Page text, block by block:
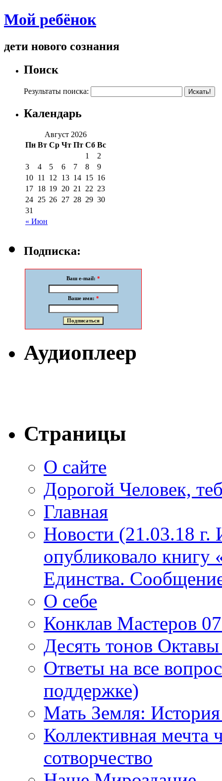
Мой ребёнок
дети нового сознания
Поиск
Результаты поиска:
Календарь
Август 2026
Пн Вт Ср Чт Пт Сб Вс
« Июн
1
2
3
4 5 6 7 8
9
10 11 12 13 14 15 16
17 18 19 20 21 22 23
24 25 26 27 28 29 30
31
Подписка:
Ваш e-mail: *
Ваше имя: *
Аудиоплеер
Страницы
О сайте
Дорогой Человек,
Главная
Новости (21.03.18 г.
опубликовало книгу
Единства.
О себе
Конклав Мастеров
Десять тонов
Ответы на все
поддержке)
Мать Земля: История
Коллективная мечта
сотворчество